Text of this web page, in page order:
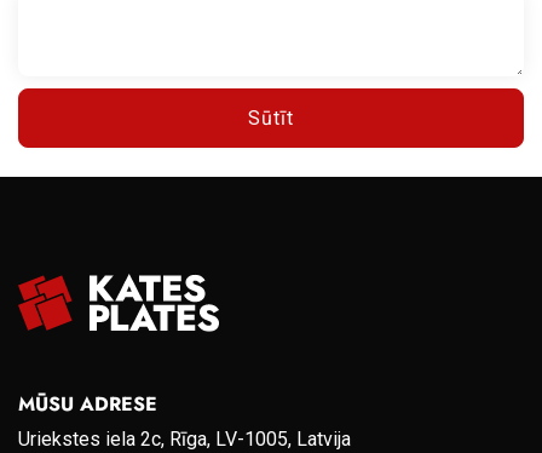
Sūtīt
MŪSU ADRESE
Uriekstes iela 2c, Rīga, LV-1005, Latvija